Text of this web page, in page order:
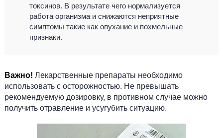
токсинов. В результате чего нормализуется
работа организма и снижаются неприятные
симптомы такие как опухание и похмельные
признаки.
Важно! Лекарственные препараты необходимо
использовать с осторожностью. Не превышать
рекомендуемую дозировку, в противном случае можно
получить отравление и усугубить ситуацию.